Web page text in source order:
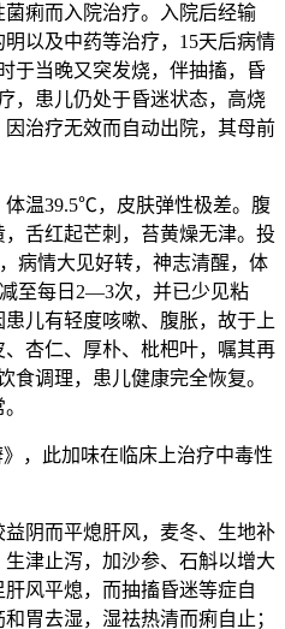
痢而入院治疗。入院后经输
以及中药等治疗，15天后病情
于当晚又突发烧，伴抽搐，昏
，患儿仍处于昏迷状态，高烧
治疗无效而自动出院，其母前
体温39.5℃，皮肤弹性极差。腹
舌红起芒刺，苔黄燥无津。投
病情大见好转，神志清醒，体
至每日2—3次，并已少见粘
儿有轻度咳嗽、腹胀，故于上
杏仁、厚朴、枇杷叶，嘱其再
食调理，患儿健康完全恢复。
，此加味在临床上治疗中毒性
阴而平熄肝风，麦冬、生地补
津止泻，加沙参、石斛以增大
风平熄，而抽搐昏迷等症自
胃去湿，湿祛热清而痢自止；